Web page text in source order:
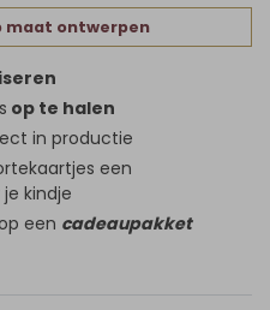
maat ontwerpen
op te halen
in productie
een
kindje
een cadeaupakket